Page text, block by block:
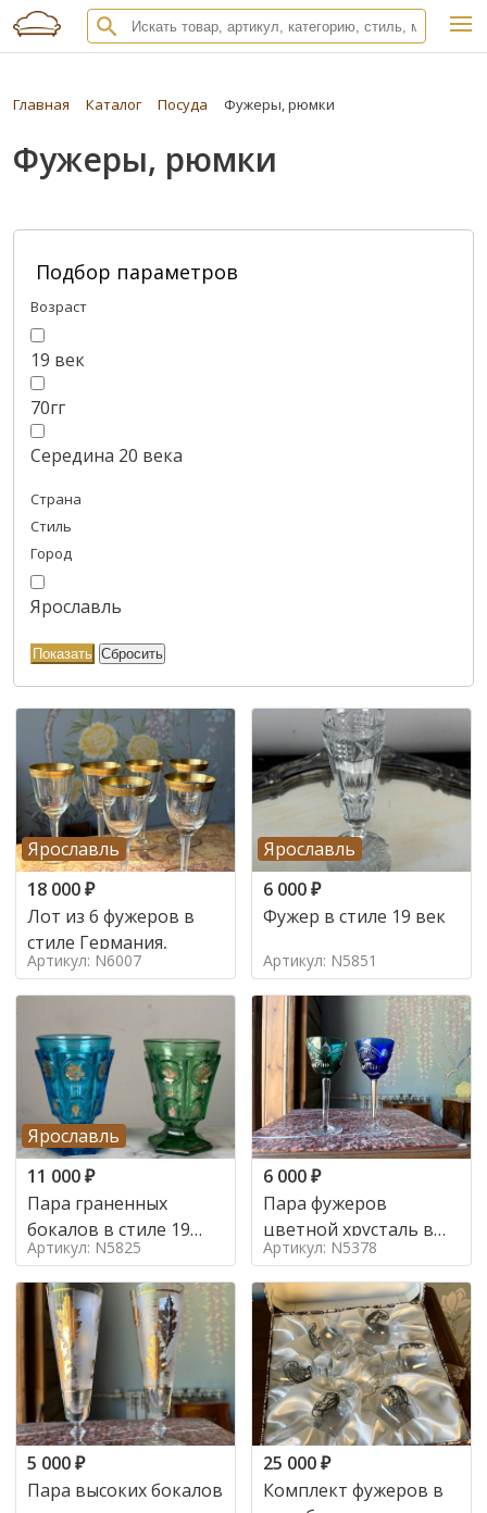
Главная Каталог Посуда Фужеры, рюмки
Фужеры, рюмки
Подбор параметров
Возраст
19 век
70гг
Середина 20 века
Страна
Стиль
Город
Ярославль
Ярославль
18 000₽
Лот из 6 фужеров в
стиле Германия,
Артикул: N6007
Ярославль
6 000₽
Фужер в стиле 19 век
Артикул: N5851
Ярославль
11 000₽
Пара граненных
бокалов в стиле 19
век
Артикул: N5825
6 000₽
Пара фужеров
цветной хрусталь в
стиле Германия,
Артикул: N5378
5 000₽
Пара высоких бокалов
25 000₽
Комплект фужеров в